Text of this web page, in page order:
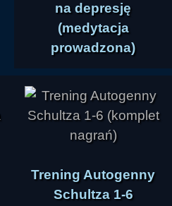
na depresję
(medytacja
prowadzona)
Trening Autogenny
Schultza 1-6